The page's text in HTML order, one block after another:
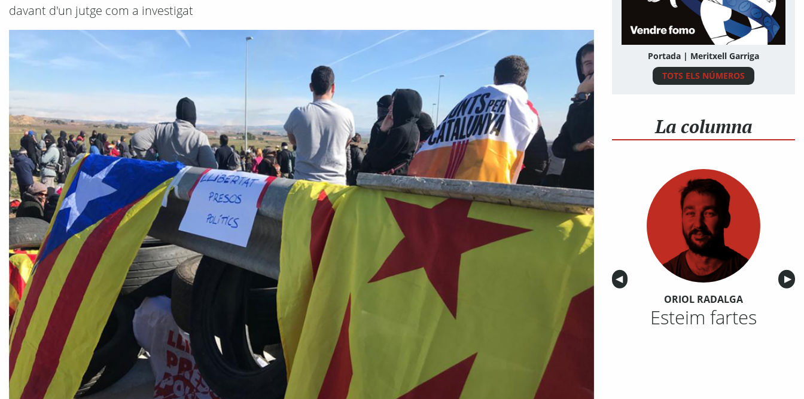
davant d'un jutge com a investigat
Portada | Meritxell Garriga
TOTS ELS NÚMEROS
La columna
Anterior
◀︎ ▶︎
ORIOL RADALGA
Esteim fartes